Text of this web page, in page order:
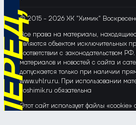
© 2015 - 2026 ХК "Химик"
Все права на материалы,
являются объектом исключительных
соответствии с законодательством
материалов и новостей с сайта и
допускается только при наличии
www.vhlru.ru. При использовании
voshimik.ru обязательна
Этот сайт использует файлы